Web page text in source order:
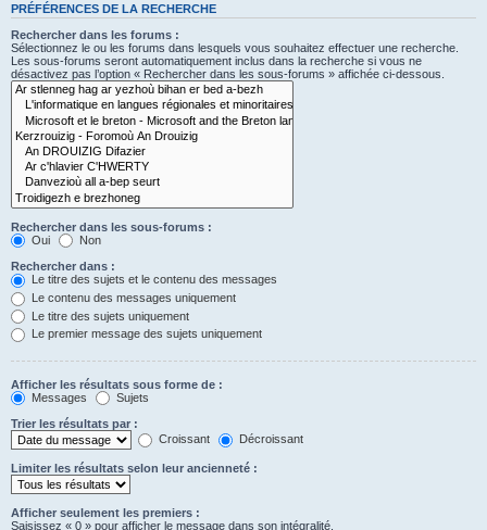
PRÉFÉRENCES DE LA RECHERCHE
Rechercher dans les forums :
Sélectionnez le ou les forums dans lesquels vous souhaitez effectuer une recherche.
Les sous-forums seront automatiquement inclus dans la recherche si vous ne
désactivez pas l’option « Rechercher dans les sous-forums » affichée ci-dessous.
Rechercher dans les sous-forums :
Oui
Non
Rechercher dans :
Le titre des sujets et le contenu des messages
Le contenu des messages uniquement
Le titre des sujets uniquement
Le premier message des sujets uniquement
Afficher les résultats sous forme de :
Messages
Sujets
Trier les résultats par :
Croissant
Décroissant
Limiter les résultats selon leur ancienneté :
Afficher seulement les premiers :
Saisissez « 0 » pour afficher le message dans son intégralité.